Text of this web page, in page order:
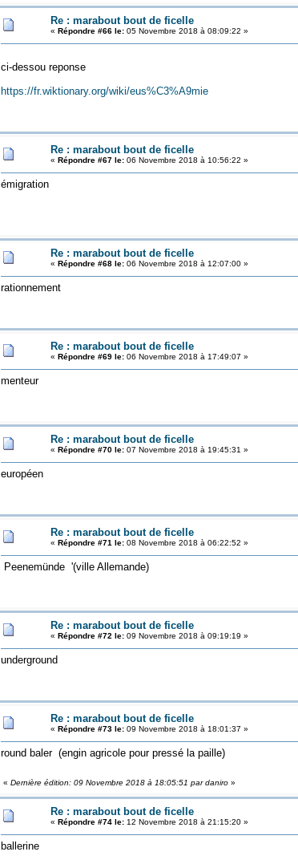
Re : marabout bout de ficelle
« Répondre #66 le:05 Novembre 2018 à 08:09:22 »
ci-dessou reponse
https://fr.wiktionary.org/wiki/eus%C3%A9mie
Re : marabout bout de ficelle
« Répondre #67 le:06 Novembre 2018 à 10:56:22 »
émigration
Re : marabout bout de ficelle
« Répondre #68 le:06 Novembre 2018 à 12:07:00 »
rationnement
Re : marabout bout de ficelle
« Répondre #69 le:06 Novembre 2018 à 17:49:07 »
menteur
Re : marabout bout de ficelle
« Répondre #70 le:07 Novembre 2018 à 19:45:31 »
européen
Re : marabout bout de ficelle
« Répondre #71 le:08 Novembre 2018 à 06:22:52 »
Peenemünde '(ville Allemande)
Re : marabout bout de ficelle
« Répondre #72 le:09 Novembre 2018 à 09:19:19 »
underground
Re : marabout bout de ficelle
« Répondre #73 le:09 Novembre 2018 à 18:01:37 »
round baler (engin agricole pour pressé la paille)
« Dernière édition: 09 Novembre 2018 à 18:05:51 par daniro»
Re : marabout bout de ficelle
« Répondre #74 le:12 Novembre 2018 à 21:15:20 »
ballerine